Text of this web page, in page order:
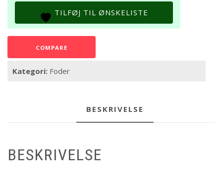
FLAKE
ml.
antal
TILFØJ TIL ØNSKELISTE
COMPARE
Kategori: Foder
BESKRIVELSE
BESKRIVELSE